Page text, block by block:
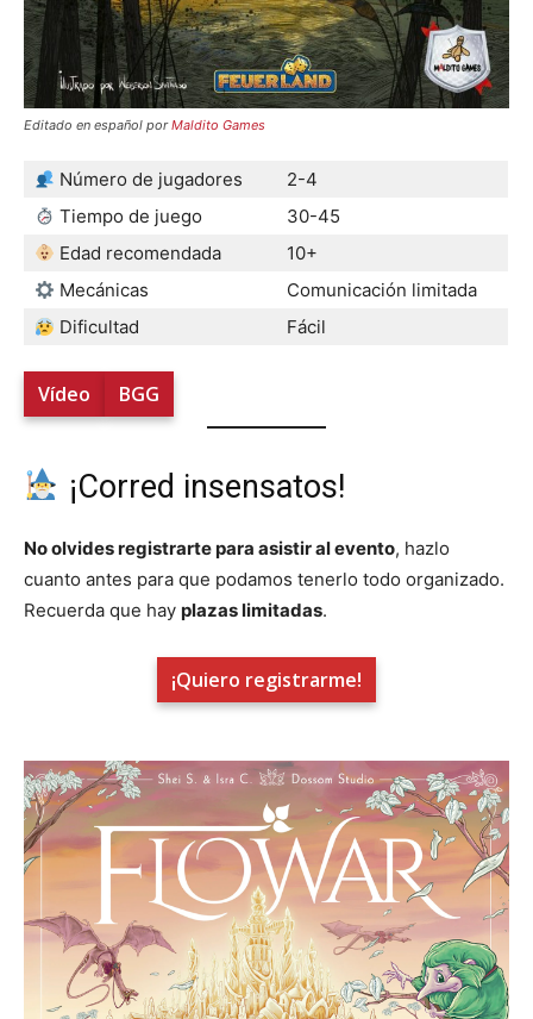
Editado en español porMaldito Games
Número de jugadores
2-4
Tiempo de juego
30-45
Edad recomendada
10+
Mecánicas
Comunicación limitada
Dificultad
Fácil
Vídeo BGG
¡Corred insensatos!
No olvides registrarte para asistir al evento, hazlo
cuanto antes para que podamos tenerlo todo organizado.
Recuerda que hay plazas limitadas.
¡Quiero registrarme!